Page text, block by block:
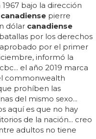
bajo la dirección
canadiense pierre
dólar canadiense
por los derechos
por el primer
informó la
cbc... el año 2019 marca
commonwealth
prohíben las
del mismo sexo...
aquí es que no hay
de la nación... creo
adultos no tiene